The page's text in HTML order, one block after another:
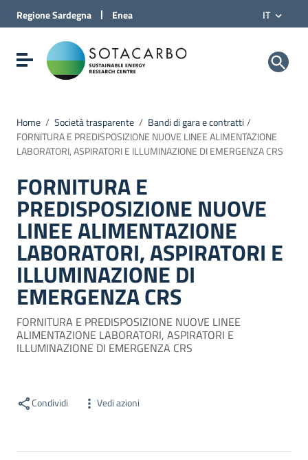
Vai al Contenuto
Vai alla navigazione del sito
Vai al Footer
RegioneSardegna | Enea IT
Visualizza/nascondi menu di navigazioneSotacarbo SpA
Home / Società trasparente / Bandi di gara e contratti /
FORNITURA E PREDISPOSIZIONE NUOVE LINEE ALIMENTAZIONE
LABORATORI, ASPIRATORI E ILLUMINAZIONE DI EMERGENZA CRS
FORNITURA E
PREDISPOSIZIONE NUOVE
LINEE ALIMENTAZIONE
LABORATORI, ASPIRATORI E
ILLUMINAZIONE DI
EMERGENZA CRS
FORNITURA E PREDISPOSIZIONE NUOVE LINEE
ALIMENTAZIONE LABORATORI, ASPIRATORI E
ILLUMINAZIONE DI EMERGENZA CRS
Condividi Vedi azioni